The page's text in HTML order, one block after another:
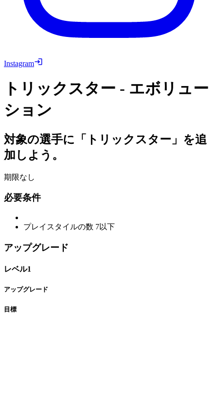
Instagram
トリックスター - エボリュー
ション
対象の選手に「トリックスター」を追
加しよう。
期限なし
必要条件
プレイスタイルの数 7以下
アップグレード
レベル1
アップグレード
目標